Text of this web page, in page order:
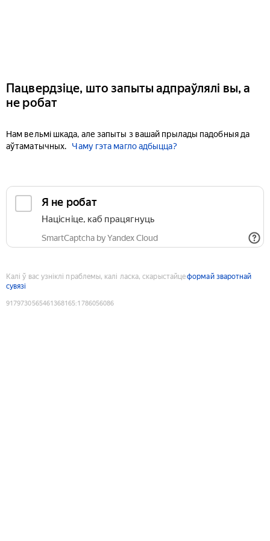
Пацвердзіце, што запыты адпраўлялі вы, а
не робат
Нам вельмі шкада, але запыты з вашай прылады падобныя да
аўтаматычных.
Чаму гэта магло адбыцца?
Я не робат
Націсніце, каб працягнуць
SmartCaptcha by Yandex Cloud
Калі ў вас узніклі праблемы, калі ласка, скарыстайцеформай зваротнай
сувязі
9179730565461368165:1786056086